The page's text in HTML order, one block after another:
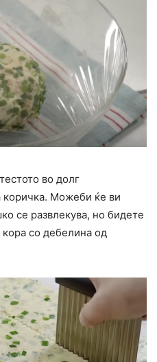
во долг
коричка. Можеби ќе ви
се развлекува, но бидете
со дебелина од